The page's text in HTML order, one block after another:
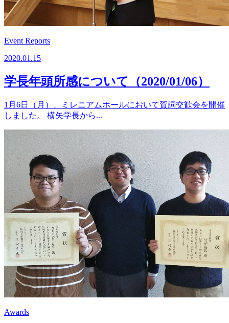
Event Reports
2020.01.15
学長年頭所感について（2020/01/06）
1月6日（月）、ミレニアムホールにおいて賀詞交歓会を開催
しました。 横矢学長から...
Awards